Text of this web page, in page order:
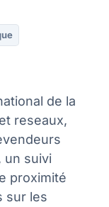
de la
reseaux,
un suivi
proximité
sur les